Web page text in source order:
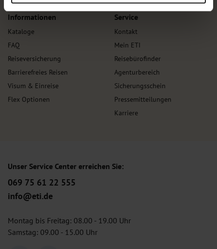
Informationen
Kataloge
FAQ
Reiseversicherung
Barrierefreies Reisen
Visum & Einreise
Flex Optionen
Service
Kontakt
Mein ETI
Reisebürofinder
Agenturbereich
Sicherungsschein
Pressemitteilungen
Karriere
Unser Service Center erreichen Sie:
069 75 61 22 555
info@eti.de
Montag bis Freitag: 08.00 - 19.00 Uhr
Samstag: 09.00 - 15.00 Uhr